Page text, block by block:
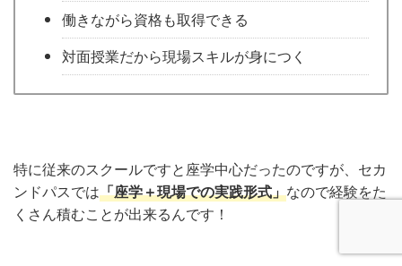
働きながら資格も取得できる
対面授業だから現場スキルが身につく
特に従来のスクールですと座学中心だったのですが、セカ
ンドパスでは「座学＋現場での実践形式」なので経験をた
くさん積むことが出来るんです！